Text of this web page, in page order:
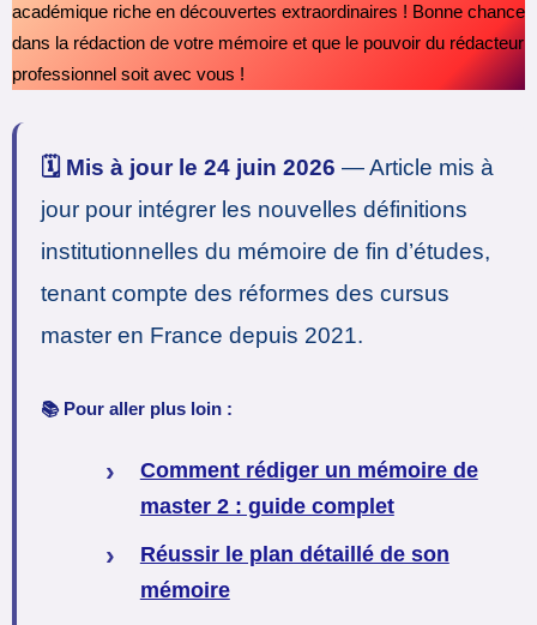
académique riche en découvertes extraordinaires ! Bonne chance
dans la rédaction de votre mémoire et que le pouvoir du rédacteur
professionnel soit avec vous !
🗓️ Mis à jour le 24 juin 2026 — Article mis à
jour pour intégrer les nouvelles définitions
institutionnelles du mémoire de fin d’études,
tenant compte des réformes des cursus
master en France depuis 2021.
📚 Pour aller plus loin :
Comment rédiger un mémoire de
master 2 : guide complet
Réussir le plan détaillé de son
mémoire